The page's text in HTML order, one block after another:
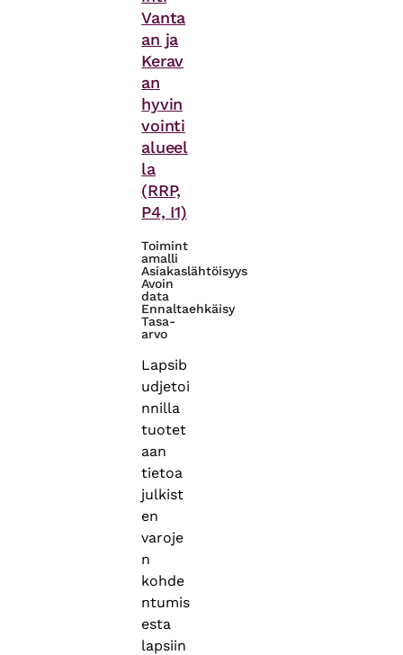
Vanta
an ja
Kerav
an
hyvin
vointi
alueel
la
(RRP,
P4, I1)
Toimint
amalli
Asiakaslähtöisyys
Avoin
data
Ennaltaehkäisy
Tasa-
arvo
Lapsib
udjetoi
nnilla
tuotet
aan
tietoa
julkist
en
varoje
n
kohde
ntumis
esta
lapsiin